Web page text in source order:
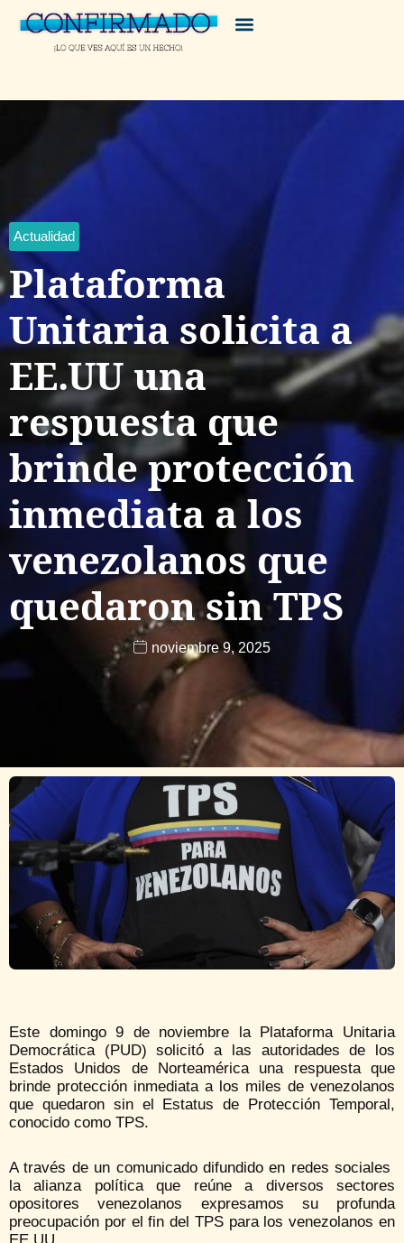
Actualidad
Plataforma
Unitaria solicita a
EE.UU una
respuesta que
brinde protección
inmediata a los
venezolanos que
quedaron sin TPS
noviembre 9, 2025
Este domingo 9 de noviembre la Plataforma Unitaria
Democrática (PUD) solicitó a las autoridades de los
Estados Unidos de Norteamérica una respuesta que
brinde protección inmediata a los miles de venezolanos
que quedaron sin el Estatus de Protección Temporal,
conocido como TPS.
A través de un comunicado difundido en redes sociales
la alianza política que reúne a diversos sectores
opositores venezolanos expresamos su profunda
preocupación por el fin del TPS para los venezolanos en